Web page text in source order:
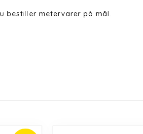
bestiller metervarer på mål.